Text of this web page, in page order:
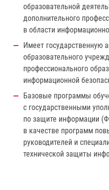
образовательной
дополнительного
в области
Имеет государственную
образовательного
профессионального
информационной
Базовые программы
с государственными
по защите информации
в качестве программ
руководителей и
технической защиты